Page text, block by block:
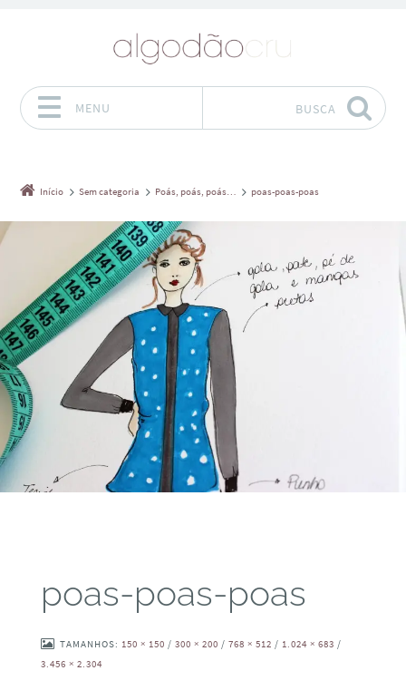
MENU BUSCA
Início Sem categoria Poás, poás, poás… poas-poas-poas
poas-poas-poas
TAMANHOS: 150 × 150 / 300 × 200 / 768 × 512 / 1.024 × 683 /
3.456 × 2.304